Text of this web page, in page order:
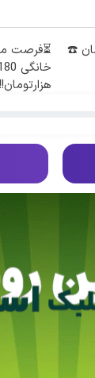
☎️
هزارتومان!!